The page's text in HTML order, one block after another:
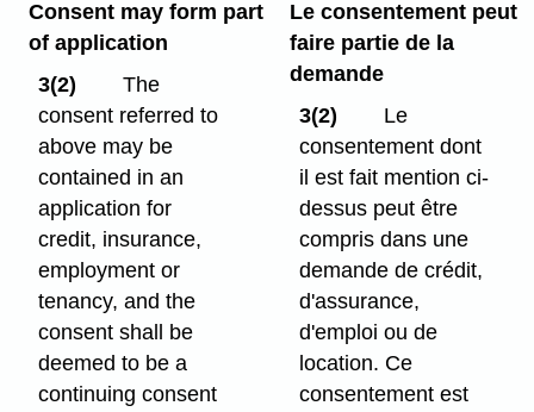
Consent may form part
of application
3(2)
The
consent referred to
above may be
contained in an
application for
credit, insurance,
employment or
tenancy, and the
consent shall be
deemed to be a
continuing consent
Le consentement peut
faire partie de la
demande
3(2)
Le
consentement dont
il est fait mention ci-
dessus peut être
compris dans une
demande de crédit,
d'assurance,
d'emploi ou de
location. Ce
consentement est